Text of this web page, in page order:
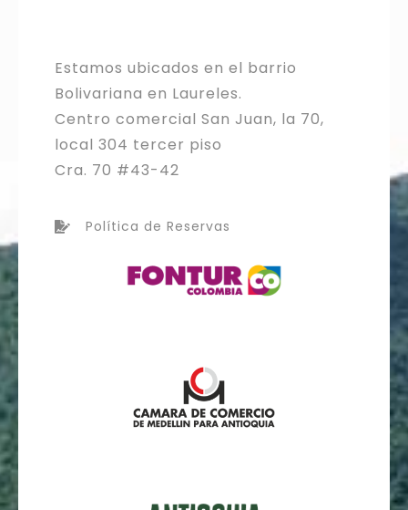
Estamos ubicados en el barrio
Bolivariana en Laureles.
Centro comercial San Juan, la 70,
local 304 tercer piso
Cra. 70 #43-42
Política de Reservas